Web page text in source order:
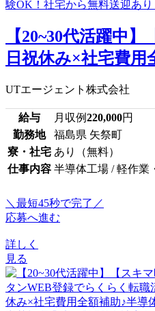
【20~30代活躍中
日祝休み×社宅費用
UTエージェント株式会社
給与 月収例220,000円
勤務地
福島県 矢祭町
寮・社宅 あり（無料）
仕事内容 半導体工場 / 軽作業
＼最短45秒で完了／
応募へ進む
詳しく
見る